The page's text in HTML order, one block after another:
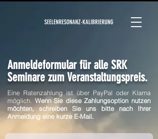
Anmeldeformular für alle SRK
Seminare zum Veranstaltungspreis.
Eine Ratenzahlung ist über PayPal oder Klarna
möglich. Wenn Sie diese Zahlungsoption nutzen
möchten, schreiben Sie uns bitte nach Ihrer
Anmeldung eine kurze E-Mail.